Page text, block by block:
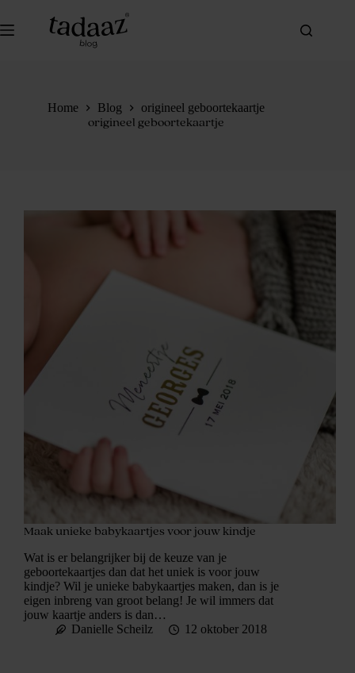
de
Home Blog
origineel geboortekaartje
origineel geboortekaartje
Maak unieke babykaartjes voor jouw kindje
Wat is er belangrijker bij de keuze van je
geboortekaartjes dan dat het uniek is voor jouw
kindje? Wil je unieke babykaartjes maken, dan is je
eigen inbreng van groot belang! Je wil immers dat
jouw kaartje anders is dan…
Danielle Scheilz
12 oktober 2018